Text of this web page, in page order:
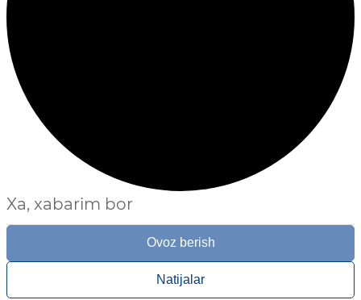
Xa, xabarim bor
Ovoz berish
Natijalar